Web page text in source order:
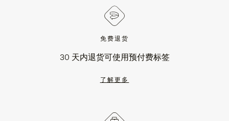
免费退货
30 天内退货可使用预付费标签
了解更多